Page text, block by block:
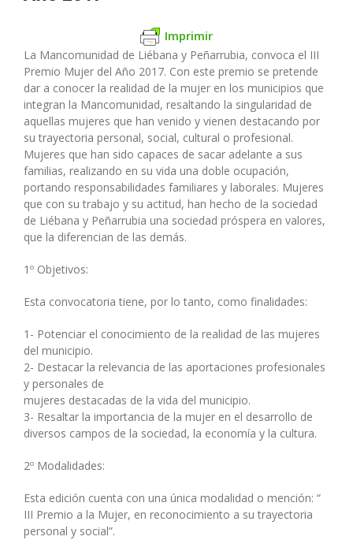
Imprimir
La Mancomunidad de Liébana y Peñarrubia, convoca el III
Premio Mujer del Año 2017. Con este premio se pretende
dar a conocer la realidad de la mujer en los municipios que
integran la Mancomunidad, resaltando la singularidad de
aquellas mujeres que han venido y vienen destacando por
su trayectoria personal, social, cultural o profesional.
Mujeres que han sido capaces de sacar adelante a sus
familias, realizando en su vida una doble ocupación,
portando responsabilidades familiares y laborales. Mujeres
que con su trabajo y su actitud, han hecho de la sociedad
de Liébana y Peñarrubia una sociedad próspera en valores,
que la diferencian de las demás.
1º Objetivos:
Esta convocatoria tiene, por lo tanto, como finalidades:
1- Potenciar el conocimiento de la realidad de las mujeres
del municipio.
2- Destacar la relevancia de las aportaciones profesionales
y personales de
mujeres destacadas de la vida del municipio.
3- Resaltar la importancia de la mujer en el desarrollo de
diversos campos de la sociedad, la economía y la cultura.
2º Modalidades:
Esta edición cuenta con una única modalidad o mención: “
III Premio a la Mujer, en reconocimiento a su trayectoria
personal y social”.